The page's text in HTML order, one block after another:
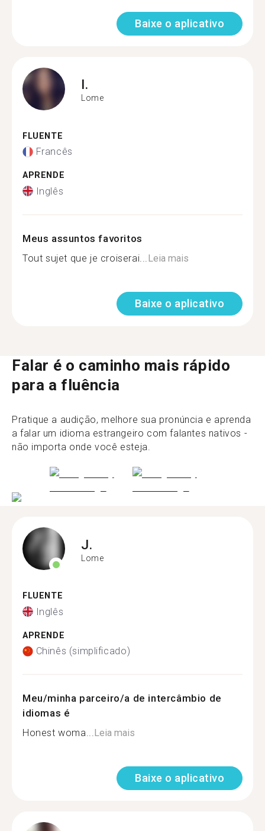
Baixe o aplicativo
I.
Lome
FLUENTE
Francês
APRENDE
Inglês
Meus assuntos favoritos
Tout sujet que je croiserai... Leia mais
Baixe o aplicativo
Falar é o caminho mais rápido
para a fluência
Pratique a audição, melhore sua pronúncia e aprenda
a falar um idioma estrangeiro com falantes nativos -
não importa onde você esteja.
J.
Lome
FLUENTE
Inglês
APRENDE
Chinês (simplificado)
Meu/minha parceiro/a de intercâmbio de
idiomas é
Honest woma...Leia mais
Baixe o aplicativo